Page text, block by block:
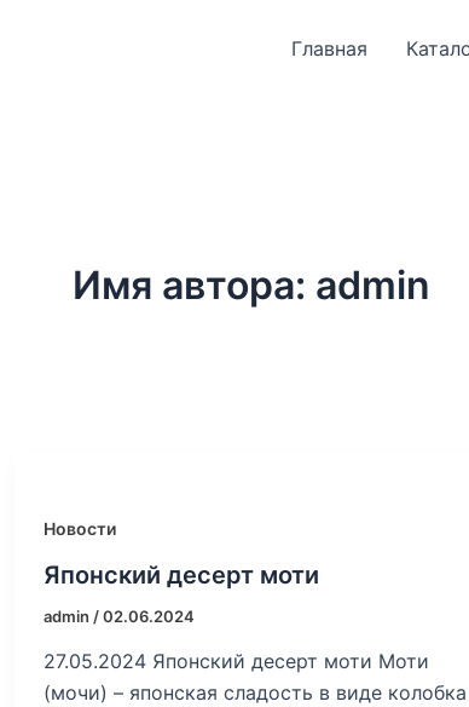
Главная
Имя автора: admin
Новости
Японский десерт моти
admin /02.06.2024
27.05.2024 Японский десерт моти Моти
(мочи) – японская сладость в виде колобка